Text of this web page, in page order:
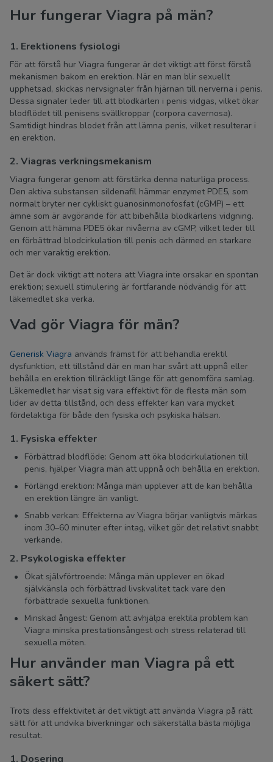
Hur fungerar Viagra på män?
1. Erektionens fysiologi
För att förstå hur Viagra fungerar är det viktigt att först förstå
mekanismen bakom en erektion. När en man blir sexuellt
upphetsad, skickas nervsignaler från hjärnan till nerverna i penis.
Dessa signaler leder till att blodkärlen i penis vidgas, vilket ökar
blodflödet till penisens svällkroppar (corpora cavernosa).
Samtidigt hindras blodet från att lämna penis, vilket resulterar i
en erektion.
2. Viagras verkningsmekanism
Viagra fungerar genom att förstärka denna naturliga process.
Den aktiva substansen sildenafil hämmar enzymet PDE5, som
normalt bryter ner cykliskt guanosinmonofosfat (cGMP) – ett
ämne som är avgörande för att bibehålla blodkärlens vidgning.
Genom att hämma PDE5 ökar nivåerna av cGMP, vilket leder till
en förbättrad blodcirkulation till penis och därmed en starkare
och mer varaktig erektion.
Det är dock viktigt att notera att Viagra inte orsakar en spontan
erektion; sexuell stimulering är fortfarande nödvändig för att
läkemedlet ska verka.
Vad gör Viagra för män?
Generisk Viagra används främst för att behandla erektil
dysfunktion, ett tillstånd där en man har svårt att uppnå eller
behålla en erektion tillräckligt länge för att genomföra samlag.
Läkemedlet har visat sig vara effektivt för de flesta män som
lider av detta tillstånd, och dess effekter kan vara mycket
fördelaktiga för både den fysiska och psykiska hälsan.
1. Fysiska effekter
Förbättrad blodflöde: Genom att öka blodcirkulationen till
penis, hjälper Viagra män att uppnå och behålla en erektion.
Förlängd erektion: Många män upplever att de kan behålla
en erektion längre än vanligt.
Snabb verkan: Effekterna av Viagra börjar vanligtvis märkas
inom 30–60 minuter efter intag, vilket gör det relativt snabbt
verkande.
2. Psykologiska effekter
Ökat självförtroende: Många män upplever en ökad
självkänsla och förbättrad livskvalitet tack vare den
förbättrade sexuella funktionen.
Minskad ångest: Genom att avhjälpa erektila problem kan
Viagra minska prestationsångest och stress relaterad till
sexuella möten.
Hur använder man Viagra på ett
säkert sätt?
Trots dess effektivitet är det viktigt att använda Viagra på rätt
sätt för att undvika biverkningar och säkerställa bästa möjliga
resultat.
1. Dosering